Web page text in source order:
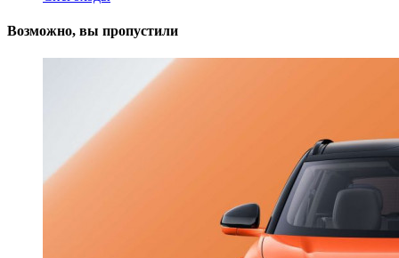
Возможно, вы пропустили